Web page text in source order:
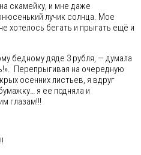
скамейку, и мне даже
лучик солнца. Мое
хотелось бегать и прыгать ещё и
бедному дяде 3 рубля, — думала
Перепрыгивая на очередную
осенних листьев, я вдруг
я ее подняла и
глазам!!!